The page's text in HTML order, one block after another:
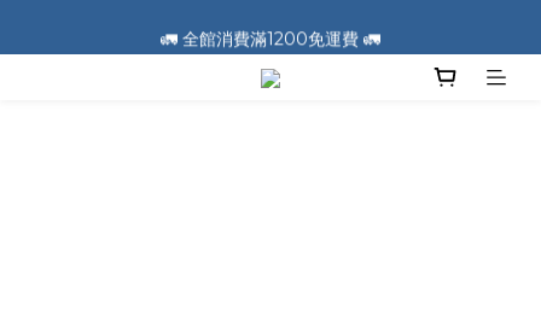
🚛 全館消費滿1200免運費 🚛
🚛 全館消費滿1200免運費 🚛
📣 加入會員送100元購物金 📣